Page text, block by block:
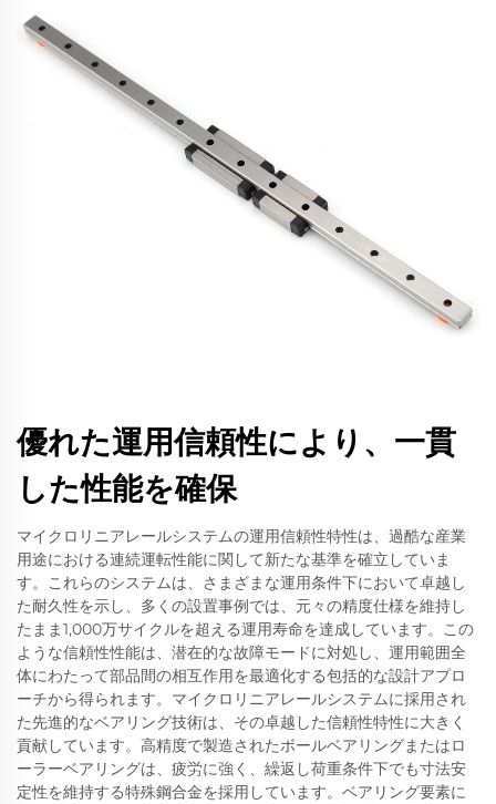
優れた運用信頼性により、一貫
した性能を確保
マイクロリニアレールシステムの運用信頼性特性は、過酷な産業
用途における連続運転性能に関して新たな基準を確立していま
す。これらのシステムは、さまざまな運用条件下において卓越し
た耐久性を示し、多くの設置事例では、元々の精度仕様を維持し
たまま1,000万サイクルを超える運用寿命を達成しています。この
ような信頼性性能は、潜在的な故障モードに対処し、運用範囲全
体にわたって部品間の相互作用を最適化する包括的な設計アプロ
ーチから得られます。マイクロリニアレールシステムに採用され
た先進的なベアリング技術は、その卓越した信頼性特性に大きく
貢献しています。高精度で製造されたボールベアリングまたはロ
ーラーベアリングは、疲労に強く、繰返し荷重条件下でも寸法安
定性を維持する特殊鋼合金を採用しています。ベアリング要素に